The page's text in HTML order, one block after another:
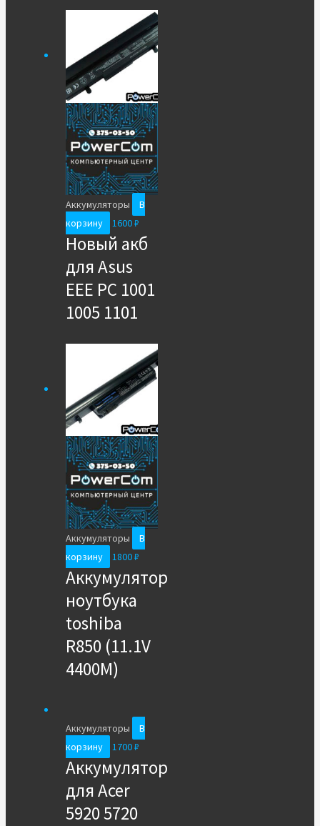
Аккумуляторы
В
корзину
1600₽
Новый акб
для Asus
EEE PC 1001
1005 1101
Аккумуляторы
В
корзину
1800₽
Аккумулятор
ноутбука
toshiba
R850 (11.1V
4400M)
Аккумуляторы
В
корзину
1700₽
Аккумулятор
для Acer
5920 5720